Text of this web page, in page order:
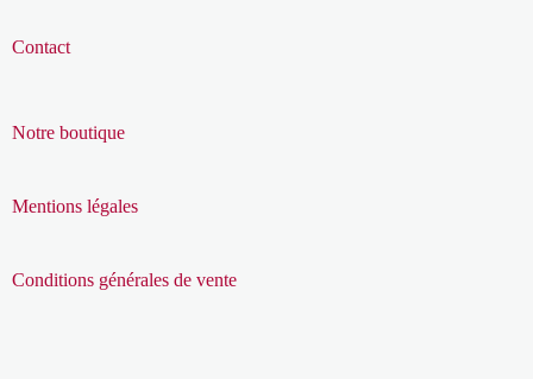
Contact
Notre boutique
Mentions légales
Conditions générales de vente